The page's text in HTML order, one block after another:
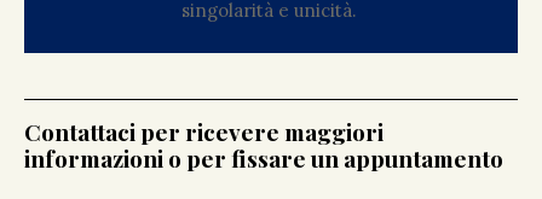
singolarità e unicità.
Contattaci per ricevere maggiori
informazioni o per fissare un appuntamento